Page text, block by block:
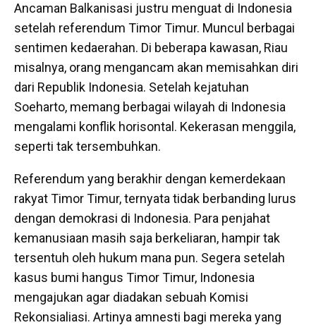
Ancaman Balkanisasi justru menguat di Indonesia
setelah referendum Timor Timur. Muncul berbagai
sentimen kedaerahan. Di beberapa kawasan, Riau
misalnya, orang mengancam akan memisahkan diri
dari Republik Indonesia. Setelah kejatuhan
Soeharto, memang berbagai wilayah di Indonesia
mengalami konflik horisontal. Kekerasan menggila,
seperti tak tersembuhkan.
Referendum yang berakhir dengan kemerdekaan
rakyat Timor Timur, ternyata tidak berbanding lurus
dengan demokrasi di Indonesia. Para penjahat
kemanusiaan masih saja berkeliaran, hampir tak
tersentuh oleh hukum mana pun. Segera setelah
kasus bumi hangus Timor Timur, Indonesia
mengajukan agar diadakan sebuah Komisi
Rekonsialiasi. Artinya amnesti bagi mereka yang